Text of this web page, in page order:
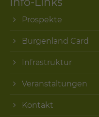
Prospekte
Burgenland Card
Infrastruktur
Veranstaltungen
Kontakt